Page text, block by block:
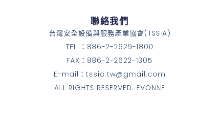
聯絡我們
台灣安全設備與服務產業協會(TSSIA)
TEL ：886-2-2629-1800
FAX：886-2-2622-1305
E-mail：tssia.tw@gmail.com
ALL RIGHTS RESERVED. EVONNE